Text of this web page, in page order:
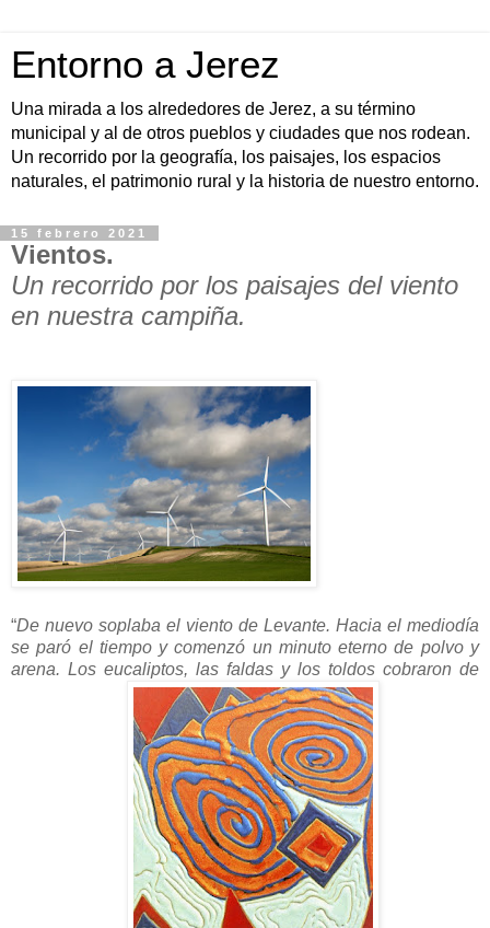
Entorno a Jerez
Una mirada a los alrededores de Jerez, a su término
municipal y al de otros pueblos y ciudades que nos rodean.
Un recorrido por la geografía, los paisajes, los espacios
naturales, el patrimonio rural y la historia de nuestro entorno.
15 febrero 2021
Vientos.
Un recorrido por los paisajes del viento
en nuestra campiña.
“De nuevo soplaba el viento de Levante. Hacia el mediodía
se paró el tiempo y comenzó un minuto eterno de polvo y
arena. Los eucaliptos, las faldas y los toldos cobraron de